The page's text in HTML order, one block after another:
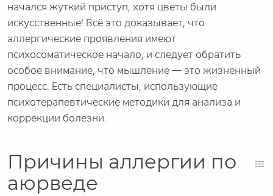
начался жуткий приступ, хотя цветы были
искусственные! Всё это доказывает, что
аллергические проявления имеют
психосоматическое начало, и следует обратить
особое внимание, что мышление — это жизненный
процесс. Есть специалисты, использующие
психотерапевтические методики для анализа и
коррекции болезни.
Причины аллергии по
аюрведе